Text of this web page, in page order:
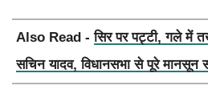
Also Read -सिर पर पट्टी, गले में
सचिन यादव, विधानसभा से पूरे मानसून